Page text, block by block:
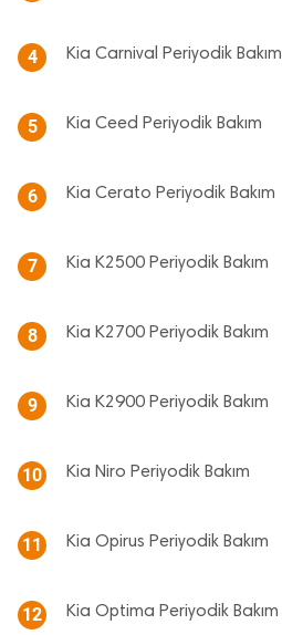
4 Kia Carnival Periyodik Bakım
5 Kia Ceed Periyodik Bakım
6 Kia Cerato Periyodik Bakım
7 Kia K2500 Periyodik Bakım
8 Kia K2700 Periyodik Bakım
9 Kia K2900 Periyodik Bakım
10 Kia Niro Periyodik Bakım
11 Kia Opirus Periyodik Bakım
12 Kia Optima Periyodik Bakım